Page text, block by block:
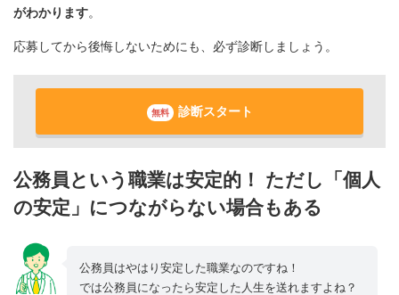
がわかります。
応募してから後悔しないためにも、必ず診断しましょう。
無料 診断スタート
公務員という職業は安定的！ ただし「個人
の安定」につながらない場合もある
公務員はやはり安定した職業なのですね！
では公務員になったら安定した人生を送れますよね？